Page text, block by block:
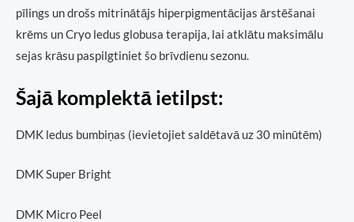
pīlings un drošs mitrinātājs hiperpigmentācijas ārstēšanai
krēms un Cryo ledus globusa terapija, lai atklātu maksimālu
sejas krāsu paspilgtiniet šo brīvdienu sezonu.
Šajā komplektā ietilpst:
DMK ledus bumbiņas (ievietojiet saldētavā uz 30 minūtēm)
DMK Super Bright
DMK Micro Peel